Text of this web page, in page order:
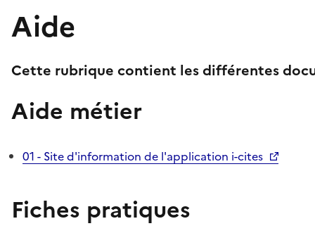
Aide
Cette rubrique contient les différentes
Aide métier
01 - Site d'information de l'application i-cites
Fiches pratiques